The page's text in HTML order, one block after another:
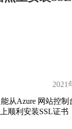
2021
从Azure 网站控制
顺利安装SSL证书